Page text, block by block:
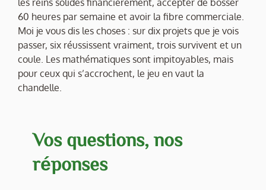
60 heures par semaine et avoir la fibre commerciale.
Moi je vous dis les choses : sur dix projets que je vois
passer, six réussissent vraiment, trois survivent et un
coule. Les mathématiques sont impitoyables, mais
pour ceux qui s’accrochent, le jeu en vaut la
chandelle.
Vos questions, nos
réponses